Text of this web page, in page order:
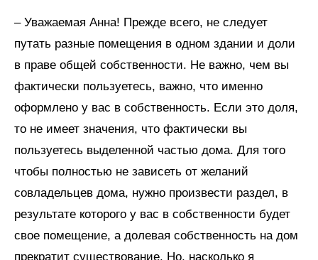
– Уважаемая Анна! Прежде всего, не следует
путать разные помещения в одном здании и доли
в праве общей собственности. Не важно, чем вы
фактически пользуетесь, важно, что именно
оформлено у вас в собственность. Если это доля,
то не имеет значения, что фактически вы
пользуетесь выделенной частью дома. Для того
чтобы полностью не зависеть от желаний
совладельцев дома, нужно произвести раздел, в
результате которого у вас в собственности будет
свое помещение, а долевая собственность на дом
прекратит существование. Но, насколько я